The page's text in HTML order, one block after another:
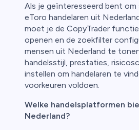
Als je geïnteresseerd bent om
eToro handelaren uit
moet je de CopyTrader
openen en de zoekfilter
mensen uit Nederland te
handelsstijl, prestaties,
instellen om handelaren te
voorkeuren voldoen.
Welke handelsplatformen
Nederland?